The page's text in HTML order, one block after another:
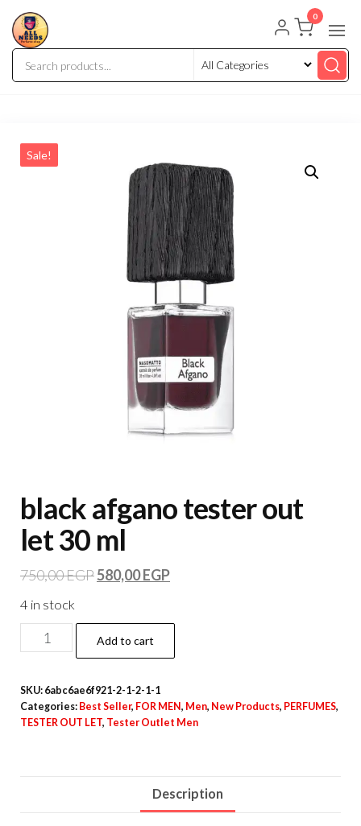
0
Sale!
black afgano tester out
let 30 ml
750,00EGP580,00EGP
4 in stock
Add to cart
SKU: 6abc6ae6f921-2-1-2-1-1
Categories: Best Seller, FOR MEN, Men, New Products, PERFUMES,
TESTER OUT LET, Tester Outlet Men
Description